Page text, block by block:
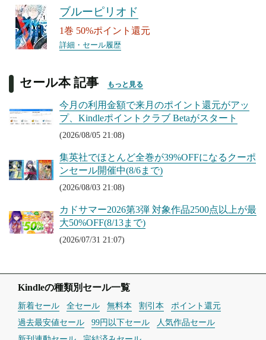
ブルーピリオド
1巻 50%ポイント還元
詳細・セール履歴
セール本 記事 もっと見る
今月の利用金額で来月のポイント還元がアッ
プ、Kindleポイントクラブ Betaがスタート
(2026/08/05 21:08)
集英社でほとんど全巻が39%OFFになるクーポ
ンセール開催中(8/6まで)
(2026/08/03 21:08)
カドサマー2026第3弾 対象作品2500点以上が最
大50%OFF(8/13まで)
(2026/07/31 21:07)
Kindleの種類別セール一覧
新着セール 全セール 無料本 割引本
ポイント還元
過去最安値セール
99円以下セール
人気作品セール